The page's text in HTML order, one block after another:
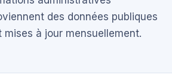
des données publiques
mises à jour mensuellement.